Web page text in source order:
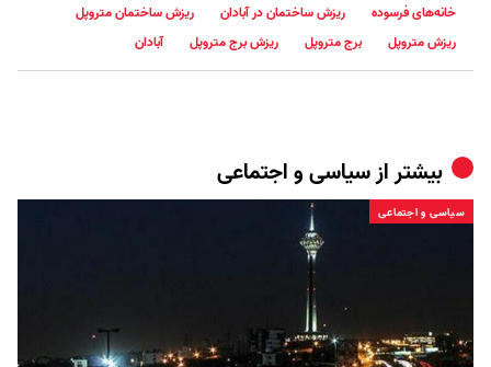
خانه‌های فرسوده
ریزش ساختمان در آبادان
ریزش ساختمان متروپل
ریزش متروپل
برج متروپل ریزش برج متروپل آبادان
بیشتر ازسیاسی و اجتماعی
سیاسی و اجتماعی